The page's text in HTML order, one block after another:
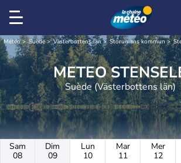
Météo Suède Västerbottens län Storumans kommun
METEO
Suède (Västerbottens län)
Sam
08
Dim
09
Lun
10
Mar
11
Mer
12